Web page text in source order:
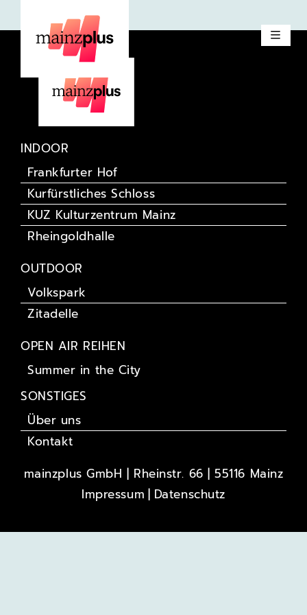
Rufus Beck
INDOOR
Frankfurter Hof
Kurfürstliches Schloss
KUZ Kulturzentrum Mainz
Rheingoldhalle
OUTDOOR
Volkspark
Zitadelle
OPEN AIR REIHEN
Summer in the City
SONSTIGES
Über uns
Kontakt
mainzplus GmbH | Rheinstr. 66 | 55116 Mainz
Impressum
Datenschutz